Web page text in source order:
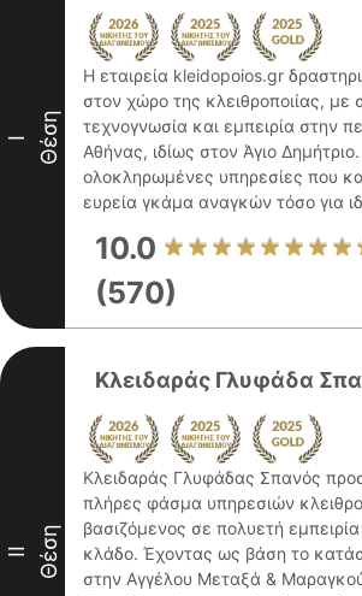
I Θέση
Η εταιρεία kleidopoios.gr
στον χώρο της κλειθροποιίας, με
τεχνογνωσία και εμπειρία στην
Αθήνας, ιδίως στον Άγιο
ολοκληρωμένες υπηρεσίες που
ευρεία γκάμα αναγκών τόσο για
10.0
(570)
II Θέση
Κλειδαράς Γλυφάδα
Κλειδαράς Γλυφάδας Σπανός
πλήρες φάσμα υπηρεσιών
βασιζόμενος σε πολυετή
κλάδο. Έχοντας ως βάση το
στην Αγγέλου Μεταξά &